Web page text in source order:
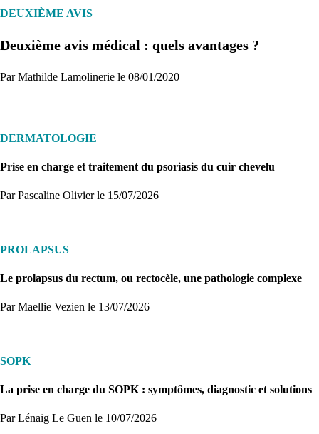
Je commence
DEUXIÈME AVIS
Deuxième avis médical : quels avantages ?
Par Mathilde Lamolinerie le 08/01/2020
DERMATOLOGIE
Prise en charge et traitement du psoriasis du cuir chevelu
Par Pascaline Olivierle 15/07/2026
PROLAPSUS
Le prolapsus du rectum, ou rectocèle, une pathologie complexe
Par Maellie Vezien le 13/07/2026
SOPK
La prise en charge du SOPK : symptômes, diagnostic et solutions
Par Lénaig Le Guen le 10/07/2026